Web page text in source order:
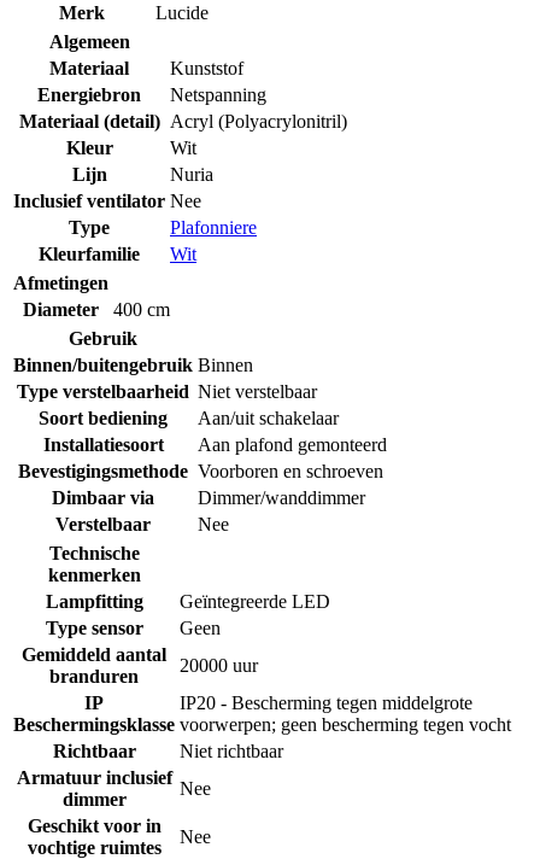
Merk
Lucide
Algemeen
Materiaal
Kunststof
Energiebron
Netspanning
Materiaal (detail) Acryl (Polyacrylonitril)
Kleur
Wit
Lijn
Nuria
Inclusief ventilator Nee
Type
Plafonniere
Kleurfamilie
Wit
Afmetingen
Diameter
400 cm
Gebruik
Binnen/buitengebruik Binnen
Type verstelbaarheid Niet verstelbaar
Soort bediening
Aan/uit schakelaar
Installatiesoort
Aan plafond gemonteerd
Bevestigingsmethode Voorboren en schroeven
Dimbaar via
Dimmer/wanddimmer
Verstelbaar
Nee
Technische
kenmerken
Lampfitting
Geïntegreerde LED
Type sensor
Geen
Gemiddeld aantal
branduren
20000 uur
IP
Beschermingsklasse
IP20 - Bescherming tegen middelgrote
voorwerpen; geen bescherming tegen vocht
Richtbaar
Niet richtbaar
Armatuur inclusief
dimmer
Nee
Geschikt voor in
vochtige ruimtes
Nee